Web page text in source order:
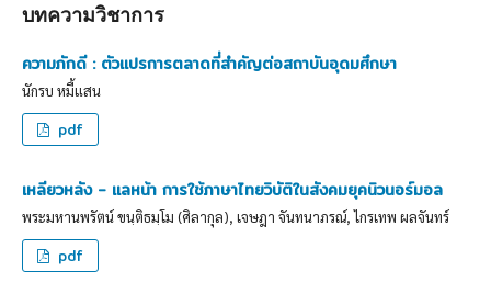
บทความวิชาการ
ความภักดี : ตัวแปรการตลาดที่สำคัญต่อสถาบันอุดมศึกษา
นักรบ หมี้แสน
pdf
เหลียวหลัง - แลหน้า การใช้ภาษาไทยวิบัติในสังคมยุคนิวนอร์มอล
พระมหานพรัตน์ ขนฺติธมฺโม (ศิลากุล), เจษฎา จันทนาภรณ์, ไกรเทพ ผลจันทร์
pdf